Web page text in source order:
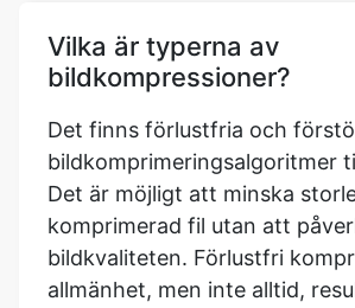
Det finns förlustfria och
bildkomprimeringsalgoritmer
komprimerad fil utan att
bildkvaliteten. Förlustfri
allmänhet, men inte alltid,
filer än förstörande
lämpligt att använda förlustfri
komprimering när du arbetar